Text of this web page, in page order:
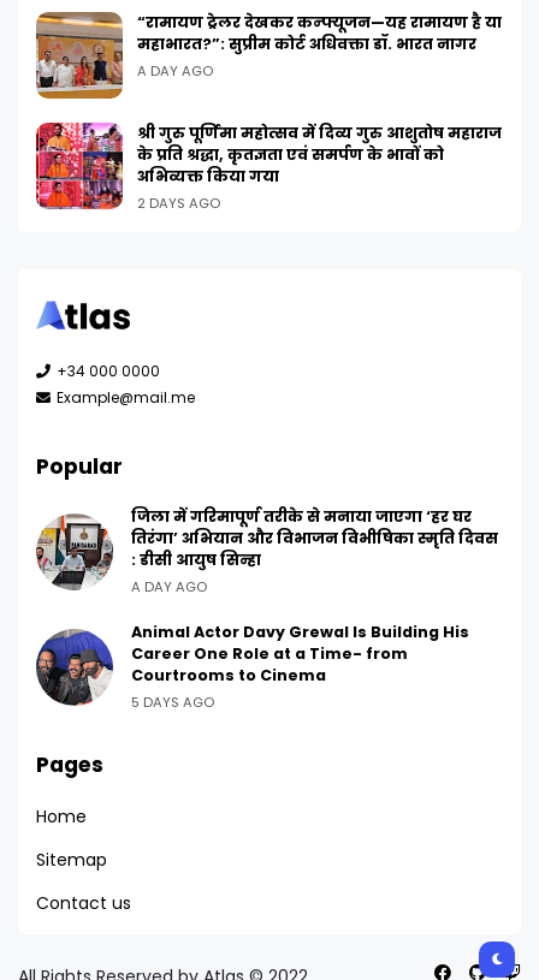
“रामायण ट्रेलर देखकर कन्फ्यूजन—यह रामायण है या
महाभारत?”: सुप्रीम कोर्ट अधिवक्ता डॉ. भारत नागर
A DAY AGO
श्री गुरु पूर्णिमा महोत्सव में दिव्य गुरु आशुतोष महाराज
के प्रति श्रद्धा, कृतज्ञता एवं समर्पण के भावों को
अभिव्यक्त किया गया
2 DAYS AGO
+34 000 0000
Example@mail.me
Popular
जिला में गरिमापूर्ण तरीके से मनाया जाएगा ‘हर घर
तिरंगा’ अभियान और विभाजन विभीषिका स्मृति दिवस
: डीसी आयुष सिन्हा
A DAY AGO
Animal Actor Davy Grewal Is Building His
Career One Role at a Time- from
Courtrooms to Cinema
5 DAYS AGO
Pages
Home
Sitemap
Contact us